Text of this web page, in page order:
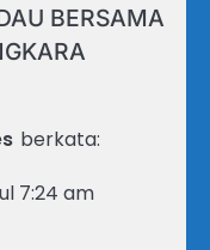
BERSAMA
berkata:
7:24 am